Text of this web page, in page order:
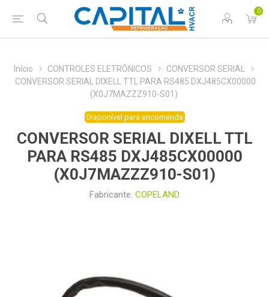
0
Início CONTROLES ELETRÔNICOS
CONVERSOR SERIAL
CONVERSOR SERIAL DIXELL TTL PARA RS485 DXJ485CX00000
(X0J7MAZZZ910-S01)
Disponível para encomenda
CONVERSOR SERIAL DIXELL TTL
PARA RS485 DXJ485CX00000
(X0J7MAZZZ910-S01)
Fabricante: COPELAND